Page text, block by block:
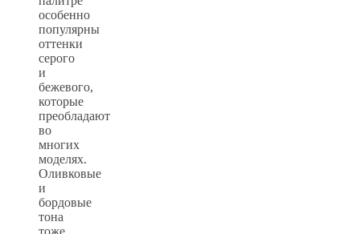
особенно
популярны
оттенки
серого
и
бежевого,
которые
преобладают
во
многих
моделях.
Оливковые
и
бордовые
тона